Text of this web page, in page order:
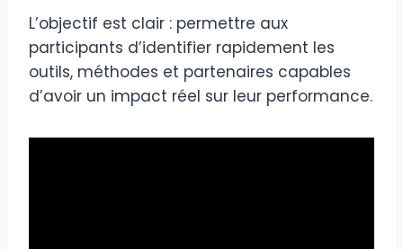
L’objectif est clair : permettre aux
participants d’identifier rapidement les
outils, méthodes et partenaires capables
d’avoir un impact réel sur leur performance.